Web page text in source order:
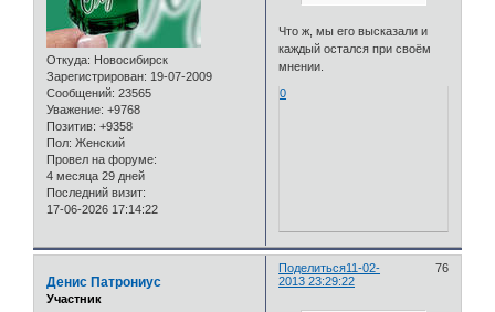
Откуда: Новосибирск
Зарегистрирован: 19-07-2009
Сообщений: 23565
Уважение: +9768
Позитив: +9358
Пол: Женский
Провел на форуме:
4 месяца 29 дней
Последний визит:
17-06-2026 17:14:22
Что ж, мы его высказали и
каждый остался при своём
мнении.
0
Поделиться 76
11-02-
2013 23:29:22
Денис Патрониус
Участник